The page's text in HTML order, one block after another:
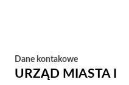
Dane kontakowe
URZĄD MIASTA I